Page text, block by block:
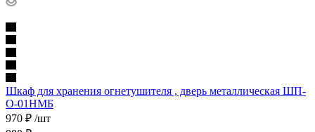
Шкаф для хранения огнетушителя , дверь металлическая ШП-
О-01НМБ
970 ₽ /шт